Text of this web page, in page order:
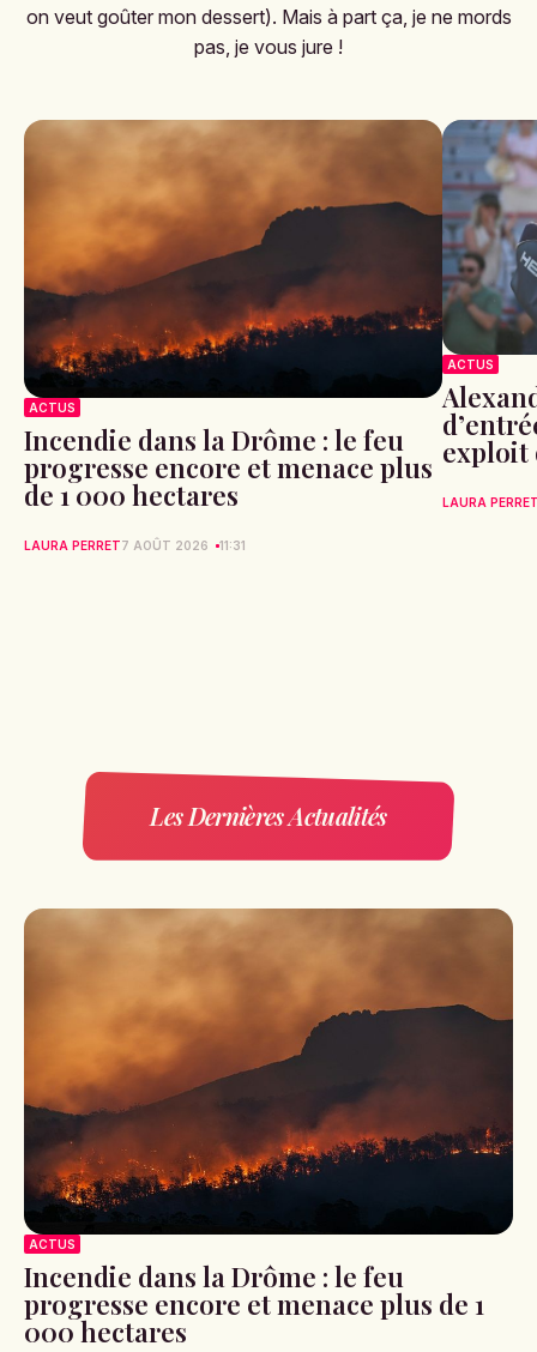
on veut goûter mon dessert). Mais à part ça, je ne mords
pas, je vous jure !
ACTUS
Incendie dans la Drôme : le feu
progresse encore et menace plus
de 1 000 hectares
LAURA PERRET7 AOÛT 2026 11:31
ACTUS
exploit
LAURA
Les Dernières Actualités
ACTUS
Incendie dans la Drôme : le feu
progresse encore et menace plus de 1
000 hectares